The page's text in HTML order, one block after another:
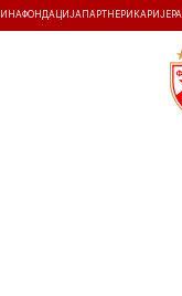
ФОНДАЦИЈА ПАРТНЕРИ КАРИЈЕРА